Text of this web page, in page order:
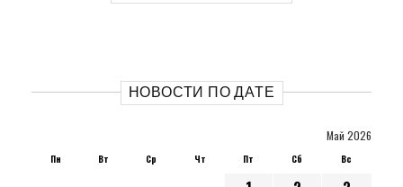
НОВОСТИ ПО ДАТЕ
Май 2026
Пн Вт Ср Чт Пт Сб Вс